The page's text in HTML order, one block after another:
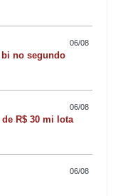
06/08
no segundo
06/08
R$ 30 mi lota
06/08